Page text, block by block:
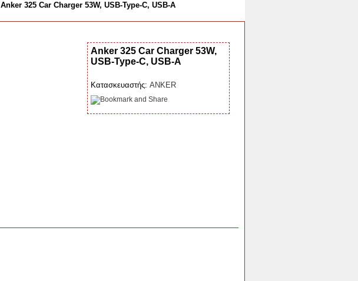
Anker 325 Car Charger 53W, USB-Type-C, USB-A
Anker 325 Car Charger 53W,
USB-Type-C, USB-A
Κατασκευαστής: ANKER